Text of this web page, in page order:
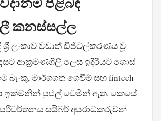
කනස්සල්ල
ශ්‍රී ලංකාව වඩාත් ඩිජිටල්කරණය වූ
ආක්‍රමණශීලී ලෙස ඉදිරියට ගොස්
බැංකු, මාර්ගගත ගෙවීම් සහ fintech
ඉක්මනින් පුළුල් වෙමින් ඇත. කෙසේ
සයිබර් අපරාධකරුවන්